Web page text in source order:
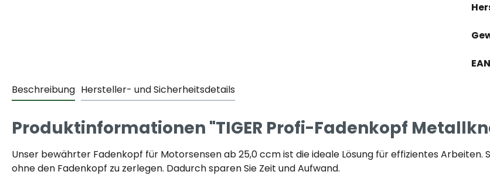
Beschreibung Hersteller- und Sicherheitsdetails
Produktinformationen "TIGER Profi-Fadenkopf
Unser bewährter Fadenkopf für Motorsensen ab 25,0 ccm ist die ideale Lösung für effizientes Arbeiten.
ohne den Fadenkopf zu zerlegen. Dadurch sparen Sie Zeit und Aufwand.